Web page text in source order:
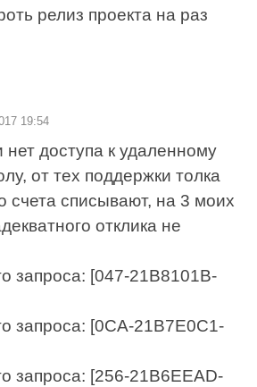
релиз проекта на раз
19:54
нет доступа к удаленному
от тех поддержки толка
счета списывают, на 3 моих
отклика не
запроса: [047-21B8101B-
запроса: [0CA-21B7E0C1-
запроса: [256-21B6EEAD-